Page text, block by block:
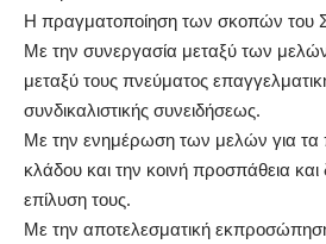
Η πραγματοποίηση των σκοπών του
Με την συνεργασία μεταξύ των
μεταξύ τους πνεύματος
συνδικαλιστικής συνειδήσεως.
Με την ενημέρωση των μελών για τα
κλάδου και την κοινή προσπάθεια και
επίλυση τους.
Με την αποτελεσματική